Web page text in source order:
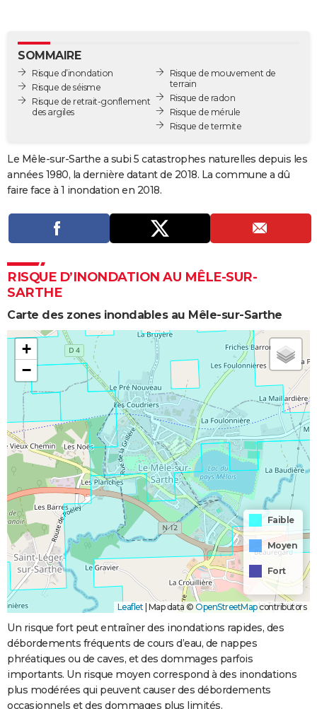
GUIDES D'ACHAT
BONS PLANS
CARTE DE VOEUX
Dictionnaire
Biographies
Citations
Expressions
Proverbes
PROGRAMME TV
COPAINS D'AVANT
S'inscrire
Se connecter
Lycées
Collèges
Primaires
Universités
Entreprises
Service militaire
Avis de recherche
AVIS DE DÉCÈS
FORUM
Bricolage
Lifestyle
Culture
Sport
Auto
Television
Voyage
Cinema
SOMMAIRE
Risque d’inondation
Risque de séisme
Risque de retrait-gonflement
des argiles
Risque de mouvement de
terrain
Risque de radon
Risque de mérule
Risque de termite
Le Mêle-sur-Sarthe a subi 5 catastrophes naturelles depuis les
années 1980, la dernière datant de 2018. La commune a dû
faire face à 1 inondation en 2018.
RISQUE D’INONDATION AU MÊLE-SUR-
SARTHE
Carte des zones inondables au Mêle-sur-Sarthe
+
−
Faible
Moyen
Fort
Leaflet | Map data © OpenStreetMapcontributors
Un risque fort peut entraîner des inondations rapides, des
débordements fréquents de cours d’eau, de nappes
phréatiques ou de caves, et des dommages parfois
importants. Un risque moyen correspond à des inondations
plus modérées qui peuvent causer des débordements
occasionnels et des dommages plus limités.